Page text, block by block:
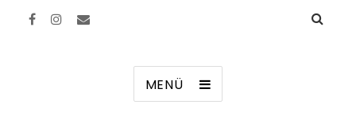
MENÜ